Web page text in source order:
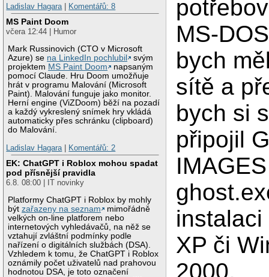
Ladislav Hagara
Komentářů: 8
MS Paint Doom
včera 12:44 | Humor
Mark Russinovich (CTO v Microsoft
Azure) se na LinkedIn pochlubil
svým
projektem MS Paint Doom
napsaným
pomocí Claude. Hru Doom umožňuje
hrát v programu Malování (Microsoft
Paint). Malování funguje jako monitor.
Herní engine (ViZDoom) běží na pozadí
a každý vykreslený snímek hry vkládá
automaticky přes schránku (clipboard)
do Malování.
Ladislav Hagara
Komentářů: 2
EK: ChatGPT i Roblox mohou spadat
pod přísnější pravidla
6.8. 08:00 | IT novinky
Platformy ChatGPT i Roblox by mohly
býtzařazeny na seznam
mimořádně
velkých on-line platforem nebo
internetových vyhledávačů, na něž se
vztahují zvláštní podmínky podle
nařízení o digitálních službách (DSA).
Vzhledem k tomu, že ChatGPT i Roblox
oznámily počet uživatelů nad prahovou
hodnotou DSA, je toto označení
MS-
bych
sítě a
bych si
připojil
XP či
2000.